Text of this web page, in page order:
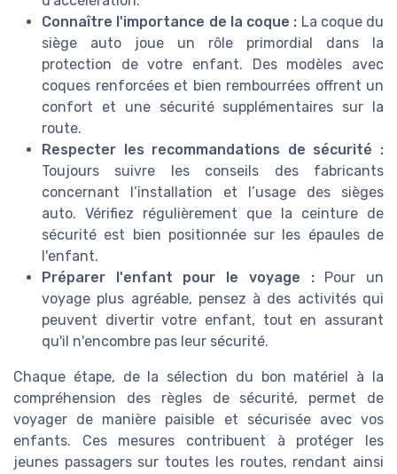
Connaître l'importance de la coque : La coque du
siège auto joue un rôle primordial dans la
protection de votre enfant. Des modèles avec
coques renforcées et bien rembourrées offrent un
confort et une sécurité supplémentaires sur la
route.
Respecter les recommandations de sécurité :
Toujours suivre les conseils des fabricants
concernant l’installation et l’usage des sièges
auto. Vérifiez régulièrement que la ceinture de
sécurité est bien positionnée sur les épaules de
l'enfant.
Préparer l'enfant pour le voyage :Pour un
voyage plus agréable, pensez à des activités qui
peuvent divertir votre enfant, tout en assurant
qu'il n'encombre pas leur sécurité.
Chaque étape, de la sélection du bon matériel à la
compréhension des règles de sécurité, permet de
voyager de manière paisible et sécurisée avec vos
enfants. Ces mesures contribuent à protéger les
jeunes passagers sur toutes les routes, rendant ainsi